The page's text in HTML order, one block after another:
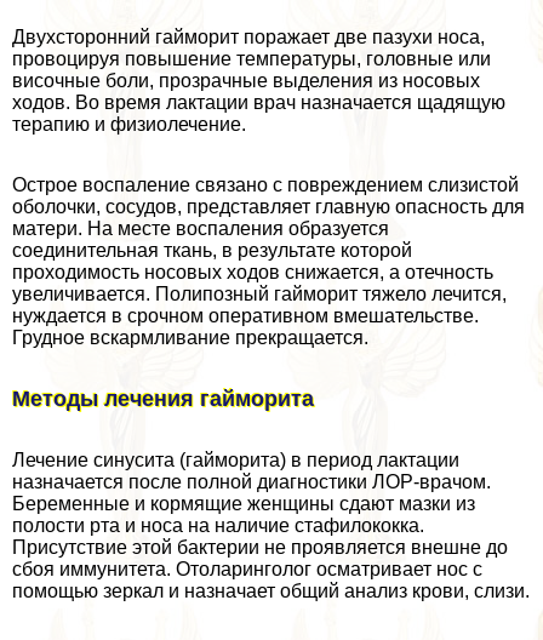
Двухсторонний гайморит поражает две пазухи носа,
провоцируя повышение температуры, головные или
височные боли, прозрачные выделения из носовых
ходов. Во время лактации врач назначается щадящую
терапию и физиолечение.
Острое воспаление связано с повреждением слизистой
оболочки, сосудов, представляет главную опасность для
матери. На месте воспаления образуется
соединительная ткань, в результате которой
проходимость носовых ходов снижается, а отечность
увеличивается. Полипозный гайморит тяжело лечится,
нуждается в срочном оперативном вмешательстве.
Грудное вскармливание прекращается.
Методы лечения гайморита
Лечение синусита (гайморита) в период лактации
назначается после полной диагностики ЛОР-врачом.
Беременные и кормящие женщины сдают мазки из
полости рта и носа на наличие стафилококка.
Присутствие этой бактерии не проявляется внешне до
сбоя иммунитета. Отоларинголог осматривает нос с
помощью зеркал и назначает общий анализ крови, слизи.